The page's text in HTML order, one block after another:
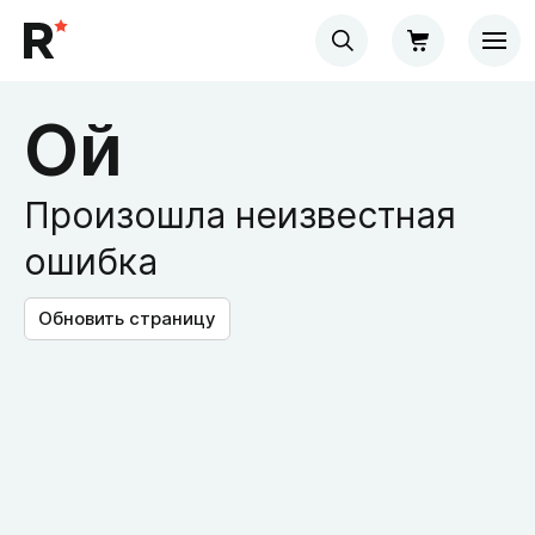
Ой
Произошла неизвестная
ошибка
Обновить страницу